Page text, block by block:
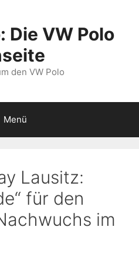
Die VW Polo
den VW Polo
Menü
Lausitz:
für den
im